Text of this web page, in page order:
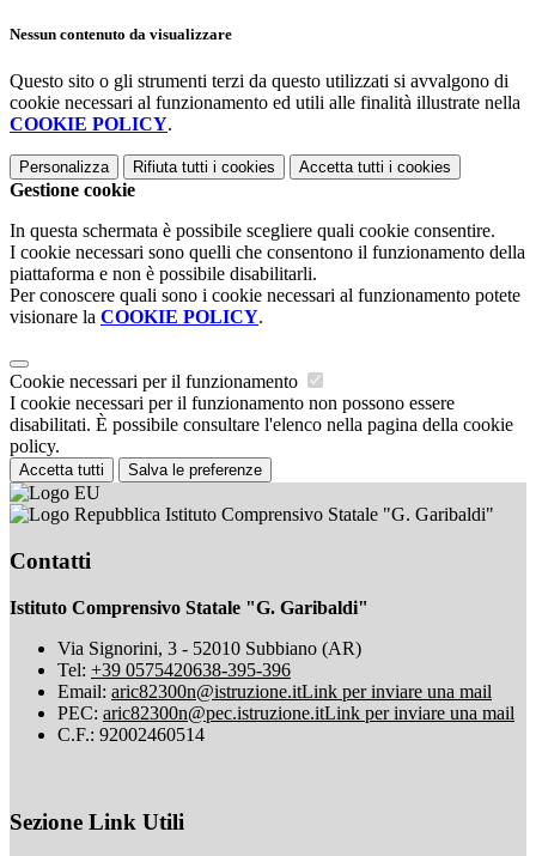
Nessun contenuto da visualizzare
Questo sito o gli strumenti terzi da questo utilizzati si avvalgono di
cookie necessari al funzionamento ed utili alle finalità illustrate nella
COOKIE POLICY.
Personalizza Rifiuta tutti i cookies Accetta tutti i cookies
Gestione cookie
In questa schermata è possibile scegliere quali cookie consentire.
I cookie necessari sono quelli che consentono il funzionamento della
piattaforma e non è possibile disabilitarli.
Per conoscere quali sono i cookie necessari al funzionamento potete
visionare la COOKIE POLICY.
Cookie necessari per il funzionamento
I cookie necessari per il funzionamento non possono essere
disabilitati. È possibile consultare l'elenco nella pagina della cookie
policy.
Accetta tutti Salva le preferenze
Istituto Comprensivo Statale "G. Garibaldi"
Contatti
Istituto Comprensivo Statale "G. Garibaldi"
Via Signorini, 3 - 52010 Subbiano (AR)
Tel: +39 0575420638-395-396
Email: aric82300n@istruzione.itLink per inviare una mail
PEC: aric82300n@pec.istruzione.itLink per inviare una mail
C.F.: 92002460514
Sezione Link Utili